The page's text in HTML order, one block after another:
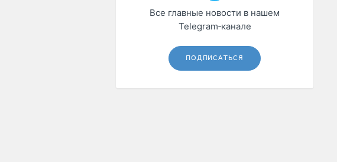
Все главные новости в нашем
Telegram‑канале
ПОДПИСАТЬСЯ